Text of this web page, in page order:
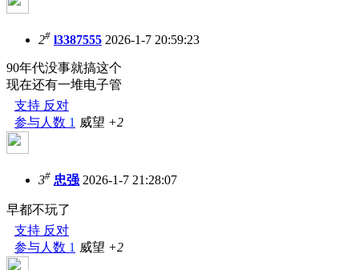
2# l3387555 2026-1-7 20:59:23
90年代没事就搞这个
现在还有一堆电子管
支持 反对
参与人数 1 威望 +2
3# 忠强 2026-1-7 21:28:07
早都不玩了
支持 反对
参与人数 1 威望 +2